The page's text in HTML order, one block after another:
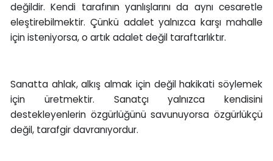
değildir. Kendi tarafının yanlışlarını da aynı cesaretle
eleştirebilmektir. Çünkü adalet yalnızca karşı mahalle
için isteniyorsa, o artık adalet değil taraftarlıktır.
Sanatta ahlak, alkış almak için değil hakikati söylemek
için üretmektir. Sanatçı yalnızca kendisini
destekleyenlerin özgürlüğünü savunuyorsa özgürlükçü
değil, tarafgir davranıyordur.